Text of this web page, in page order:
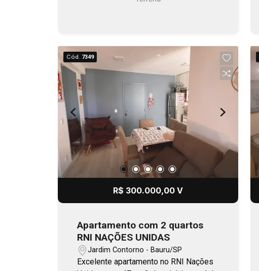
Cód. 7349
R$ 300.000,00 V
Apartamento com 2 quartos
RNI NAÇÕES UNIDAS
Jardim Contorno - Bauru/SP
Excelente apartamento no RNI Nações